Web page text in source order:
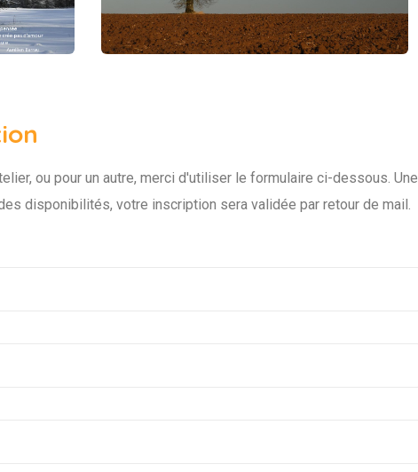
ou pour un autre, merci d'utiliser le formulaire ci-dessous. Une
disponibilités, votre inscription sera validée par retour de mail.